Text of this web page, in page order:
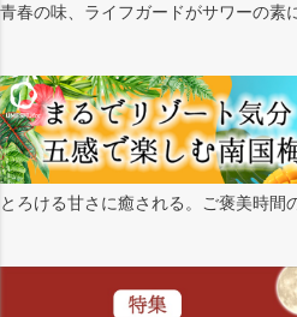
青春の味、ライフガードがサワーの素
とろける甘さに癒される。ご褒美時間